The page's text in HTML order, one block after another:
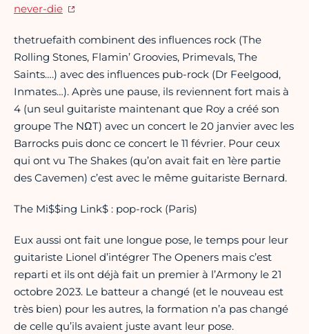
never-die
thetruefaith combinent des influences rock (The
Rolling Stones, Flamin’ Groovies, Primevals, The
Saints….) avec des influences pub-rock (Dr Feelgood,
Inmates…). Après une pause, ils reviennent fort mais à
4 (un seul guitariste maintenant que Roy a créé son
groupe The NΩT) avec un concert le 20 janvier avec les
Barrocks puis donc ce concert le 11 février. Pour ceux
qui ont vu The Shakes (qu’on avait fait en 1ère partie
des Cavemen) c’est avec le même guitariste Bernard.
The Mi$$ing Link$ : pop-rock (Paris)
Eux aussi ont fait une longue pose, le temps pour leur
guitariste Lionel d’intégrer The Openers mais c’est
reparti et ils ont déjà fait un premier à l’Armony le 21
octobre 2023. Le batteur a changé (et le nouveau est
très bien) pour les autres, la formation n’a pas changé
de celle qu’ils avaient juste avant leur pose.